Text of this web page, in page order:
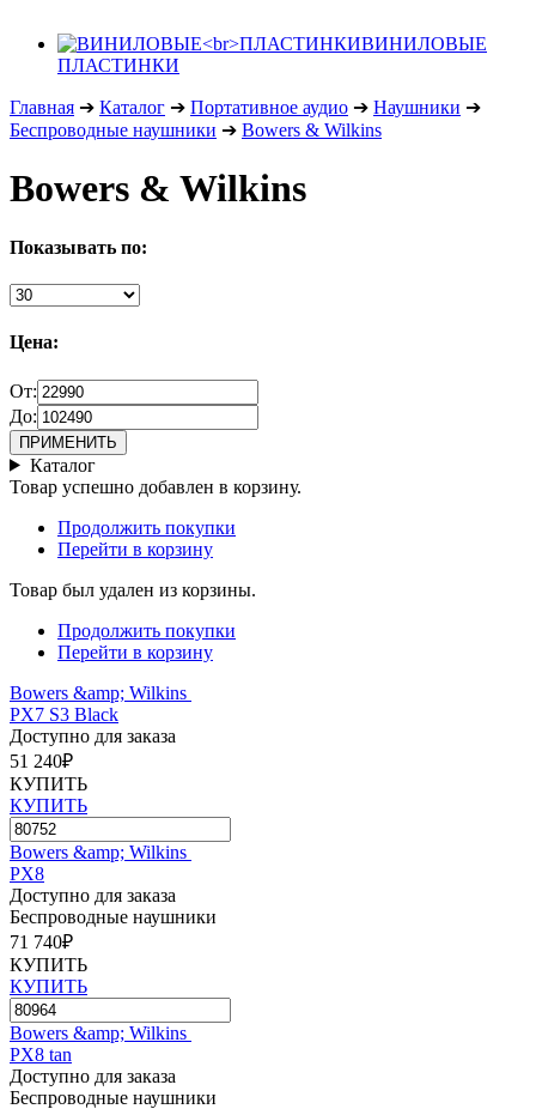
ВИНИЛОВЫЕ
ПЛАСТИНКИ
Главная ➔ Каталог ➔ Портативное аудио ➔ Наушники ➔
Беспроводные наушники ➔ Bowers & Wilkins
Bowers & Wilkins
Показывать по:
Цена:
От:
До:
Каталог
Товар успешно добавлен в корзину.
Продолжить покупки
Перейти в корзину
Товар был удален из корзины.
Продолжить покупки
Перейти в корзину
Bowers &amp; Wilkins
PX7 S3 Black
Доступно для заказа
51 240₽
КУПИТЬ
КУПИТЬ
Bowers &amp; Wilkins
PX8
Доступно для заказа
Беспроводные наушники
71 740₽
КУПИТЬ
КУПИТЬ
Bowers &amp; Wilkins
PX8 tan
Доступно для заказа
Беспроводные наушники